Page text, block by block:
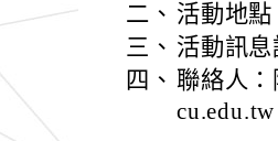
二、 活動地
三、 活動訊
四、 聯絡人
cu.edu.tw